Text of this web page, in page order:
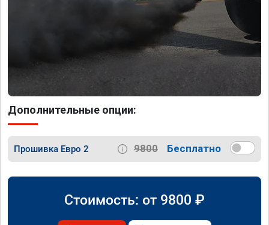
Дополнительные опции:
Прошивка Евро 2 9800 Бесплатно
Стоимость: от 9800 ₽